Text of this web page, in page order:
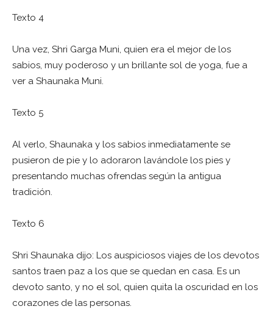
Texto 4
Una vez, Shri Garga Muni, quien era el mejor de los
sabios, muy poderoso y un brillante sol de yoga, fue a
ver a Shaunaka Muni.
Texto 5
Al verlo, Shaunaka y los sabios inmediatamente se
pusieron de pie y lo adoraron lavándole los pies y
presentando muchas ofrendas según la antigua
tradición.
Texto 6
Shri Shaunaka dijo: Los auspiciosos viajes de los devotos
santos traen paz a los que se quedan en casa. Es un
devoto santo, y no el sol, quien quita la oscuridad en los
corazones de las personas.